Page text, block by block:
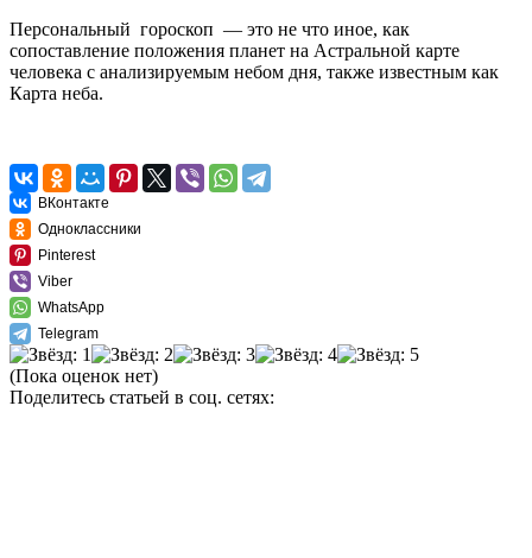
Персональный гороскоп — это не что иное, как
сопоставление положения планет на Астральной карте
человека с анализируемым небом дня, также известным как
Карта неба.
ВКонтакте
Одноклассники
Pinterest
Viber
WhatsApp
Telegram
(Пока оценок нет)
Поделитесь статьей в соц. сетях: